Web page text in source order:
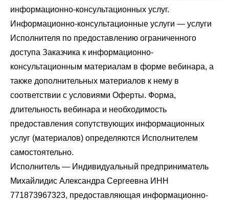
информационно-консультационных услуг.
Информационно-консультационные услуги — услуги
Исполнителя по предоставлению ограниченного
доступа Заказчика к информационно-
консультационным материалам в форме вебинара, а
также дополнительных материалов к нему в
соответствии с условиями Оферты. Форма,
длительность вебинара и необходимость
предоставления сопутствующих информационных
услуг (материалов) определяются Исполнителем
самостоятельно.
Исполнитель — Индивидуальный предприниматель
Михайлидис Александра Сергеевна ИНН
771873967323, предоставляющая информационно-